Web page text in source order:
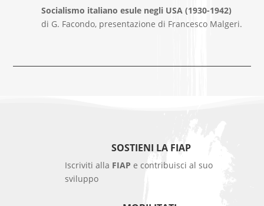
Socialismo italiano esule negli USA (1930-1942)
di G. Facondo, presentazione di Francesco Malgeri.
SOSTIENI LA FIAP
Iscriviti alla FIAP e contribuisci al suo
sviluppo